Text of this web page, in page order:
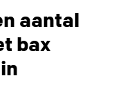
aantal
bax